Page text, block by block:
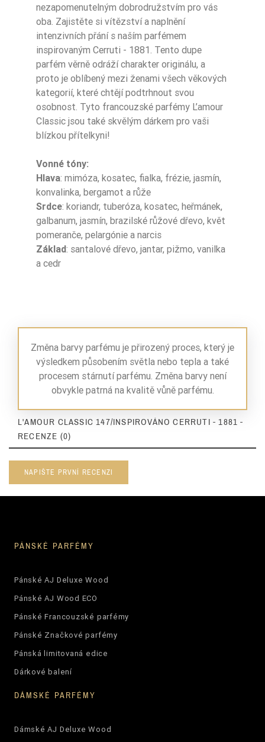
nezapomenutelným dobrodružstvím pro vás
oba. Zajistěte si vítězství a naplnění
intenzivních přání s naším parfémem
inspirovaným Cerruti - 1881. Tento dupe
parfém věrně odráží charakter originálu, a
proto je oblíbený mezi ženami všech věkových
kategorií, které chtějí podtrhnout svou
osobnost. Tyto francouzské parfémy L’amour
Classic jsou také skvělým dárkem pro vaši
blízkou přítelkyni!
Vonné tóny:
Hlava: mimóza, kosatec, fialka, frézie, jasmín,
konvalinka, bergamot a růže
Srdce: koriandr, tuberóza, kosatec, heřmánek,
galbanum, jasmín, brazilské růžové dřevo, květ
pomeranče, pelargónie a narcis
Základ: santalové dřevo, jantar, pižmo, vanilka
a cedr
Změna barvy parfému je přirozený proces, který je
výsledkem působením světla nebo tepla a také
procesem stárnutí parfému. Změna barvy není
obvykle patrná na kvalitě vůně parfému.
L'AMOUR CLASSIC 147/INSPIROVÁNO CERRUTI - 1881 -
RECENZE (0)
NAPIŠTE PRVNÍ RECENZI
PÁNSKÉ PARFÉMY
Pánské AJ Deluxe Wood
Pánské AJ Wood ECO
Pánské Francouzské parfémy
Pánské Značkové parfémy
Pánská limitovaná edice
Dárkové balení
DÁMSKÉ PARFÉMY
Dámské AJ Deluxe Wood